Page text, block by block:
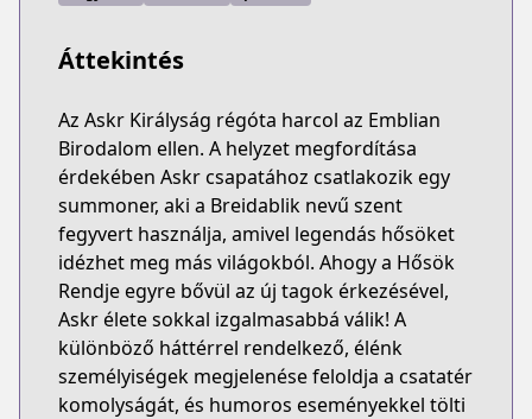
Áttekintés
Az Askr Királyság régóta harcol az Emblian
Birodalom ellen. A helyzet megfordítása
érdekében Askr csapatához csatlakozik egy
summoner, aki a Breidablik nevű szent
fegyvert használja, amivel legendás hősöket
idézhet meg más világokból. Ahogy a Hősök
Rendje egyre bővül az új tagok érkezésével,
Askr élete sokkal izgalmasabbá válik! A
különböző háttérrel rendelkező, élénk
személyiségek megjelenése feloldja a csatatér
komolyságát, és humoros eseményekkel tölti